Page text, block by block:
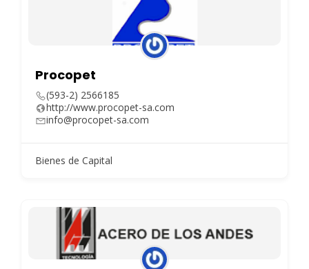
Procopet
(593-2) 2566185
http://www.procopet-sa.com
info@procopet-sa.com
Bienes de Capital